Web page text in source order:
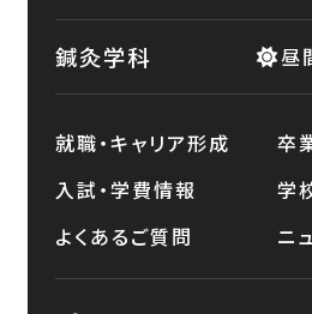
鍼灸学科 昼
就職・キャリア形成
卒
入試・学費情報
学
よくあるご質問
ニ